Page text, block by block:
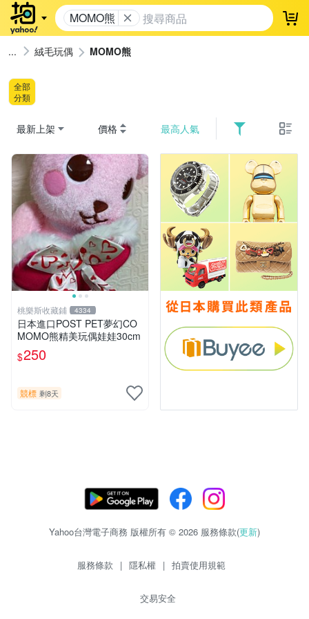
MOMO熊 登
絨毛玩偶 MOMO熊
全部
分類
最新上架 價格 最高人氣
桃樂斯收藏鋪 4334
日本進口POST PET夢幻CO
MOMO熊精美玩偶娃娃30cm
$250
競標 剩8天
Yahoo台灣電子商務 版權所有 © 2026 服務條款(更新)
服務條款 | 隱私權 | 拍賣使用規範
交易安全